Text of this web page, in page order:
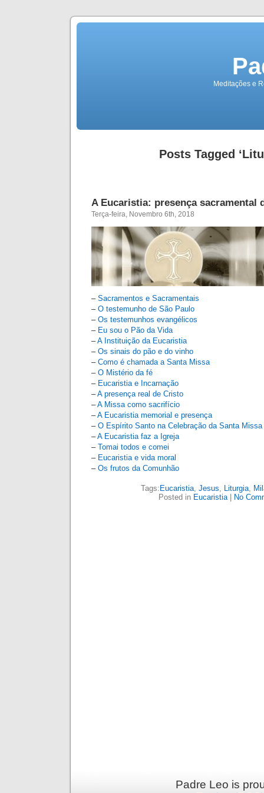
Meditações e
Posts Tagged
A Eucaristia: presença sacramental
Terça-feira, Novembro 6th, 2018
– Sacramentos e Sacramentais
– O testemunho de São Paulo
– Os testemunhos evangélicos
– Eu sou o Pão da Vida
–A Instituição da Eucaristia
– Os sinais do pão e do vinho
– Como é chamada a Santa Missa
– O Mistério da fé
– Eucaristia e Incarnação
–A presença real de Cristo
–A Missa como sacrifício
–A Eucaristia memorial e presença
– O Espírito Santo na Celebração da Santa Missa
–A Eucaristia faz a Igreja
– Tomai todos e comei
– Eucaristia e vida moral
– Os frutos da Comunhão
Tags: Eucaristia, Jesus, Liturgia,
Posted in Eucaristia| No
Padre Leo is